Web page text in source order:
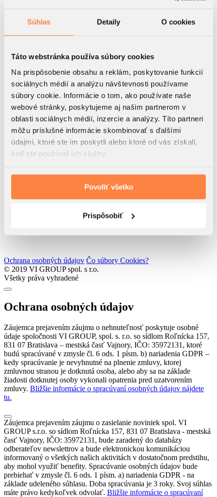
Súhlas Detaily O cookies
Táto webstránka používa súbory cookies
Na prispôsobenie obsahu a reklám, poskytovanie funkcií
sociálnych médií a analýzu návštevnosti používame
súbory cookie. Informácie o tom, ako používate naše
webové stránky, poskytujeme aj našim partnerom v
oblasti sociálnych médií, inzercie a analýzy. Títo partneri
môžu príslušné informácie skombinovať s ďalšími
údajmi, ktoré ste im poskytli alebo ktoré od vás získali,
keď ste používali ich služby.
Povoliť všetko
Prispôsobiť
Využitím tohto formulára beriem na vedomie, že dôjde k
spracúvaniu osobných údajov
Súhlasím so zasielaním noviniek spol. VI GROUP s.r.o.
VI GROUP Rendez s.r.o.
Ochrana osobných údajov Čo súbory Cookies?
© 2019 VI GROUP spol. s r.o.
Všetky práva vyhradené
Ochrana osobných údajov
Záujemca prejavením záujmu o nehnuteľnosť poskytuje osobné
údaje spoločnosti VI GROUP, spol. s. r.o. so sídlom Roľnícka 157,
831 07 Bratislava – mestská časť Vajnory, IČO: 35972131, ktoré
budú spracúvané v zmysle čl. 6 ods. 1 písm. b) nariadenia GDPR –
kedy spracúvanie je nevyhnutné na plnenie zmluvy, ktorej
zmluvnou stranou je dotknutá osoba, alebo aby sa na základe
žiadosti dotknutej osoby vykonali opatrenia pred uzatvorením
zmluvy. Bližšie informácie o spracúvaní osobných údajov nájdete
tu.
Záujemca prejavením záujmu o zasielanie noviniek spol. VI
GROUP s.r.o. so sídlom Roľnícka 157, 831 07 Bratislava - mestská
časť Vajnory, IČO: 35972131, bude zaradený do databázy
odberateľov newslettrov a bude elektronickou komunikáciou
informovaný o všetkých našich aktivitách v dostatočnom predstihu,
aby mohol využiť benefity. Spracúvanie osobných údajov bude
prebiehať v zmysle čl. 6 ods. 1 písm. a) nariadenia GDPR - na
základe udeleného súhlasu. Doba spracúvania je 3 roky. Svoj súhlas
máte právo kedykoľvek odvolať. Bližšie informácie o spracúvaní